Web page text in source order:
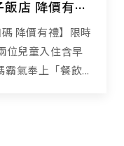
超值住宿加碼 入住新竹親子飯店 降價有禮高CP享受
降價有禮】限時
位兒童入住含早
氣奉上「餐飲...